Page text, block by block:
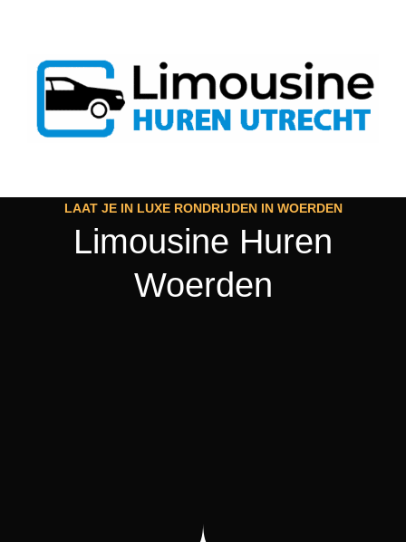
LAAT JE IN LUXE RONDRIJDEN IN WOERDEN
Limousine Huren
Woerden